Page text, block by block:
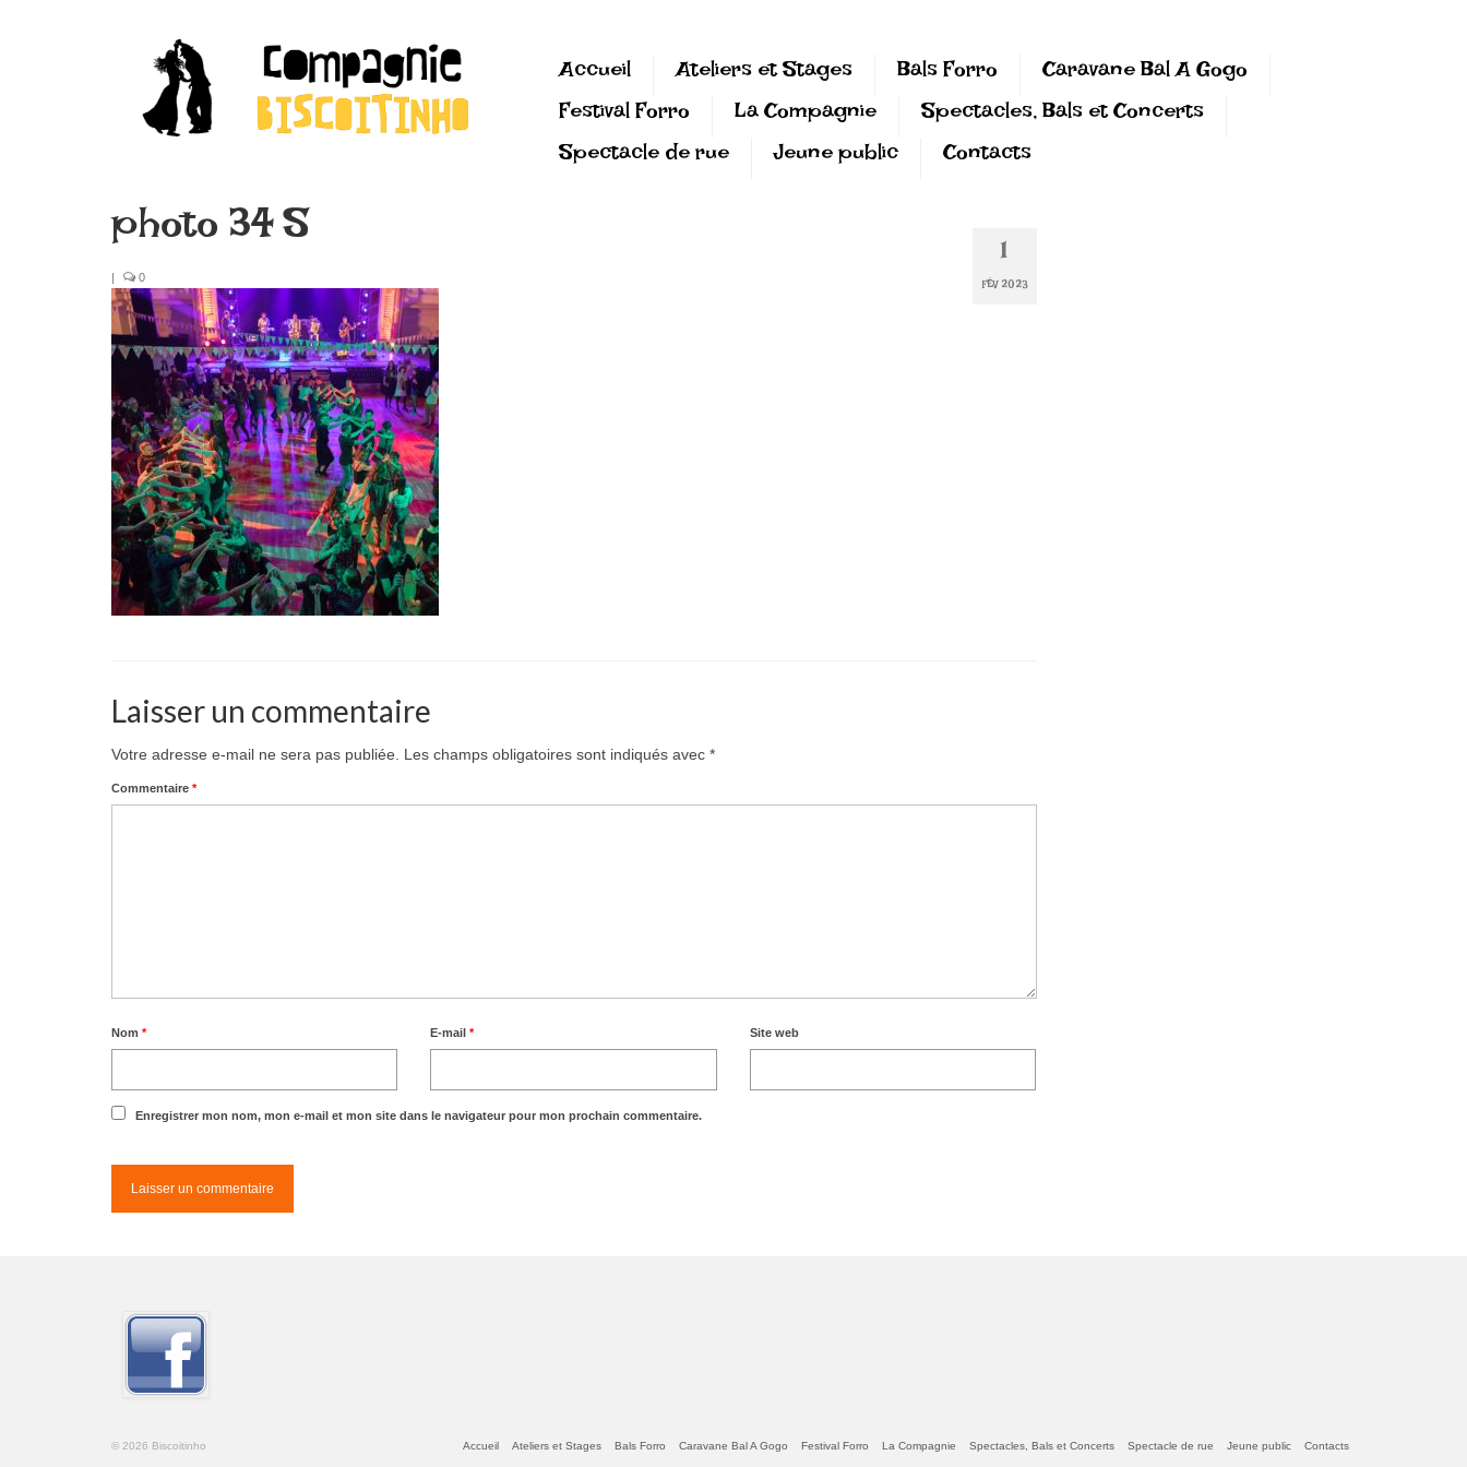
Accueil Ateliers et Stages Bals Forro
Caravane Bal A Gogo
Festival Forro
La Compagnie
Spectacles, Bals et Concerts
Spectacle de rue
Jeune public Contacts
1
FÉV 2023
photo 34 S
| 0
Laisser un commentaire
Votre adresse e-mail ne sera pas publiée. Les champs obligatoires sont indiqués avec *
Commentaire *
Nom * E-mail* Site web
Enregistrer mon nom, mon e-mail et mon site dans le navigateur pour mon prochain commentaire.
Accueil Ateliers et Stages Bals Forro Caravane Bal A Gogo Festival Forro La Compagnie Spectacles, Bals et Concerts Spectacle de rue Jeune public Contacts
© 2026 Biscoitinho